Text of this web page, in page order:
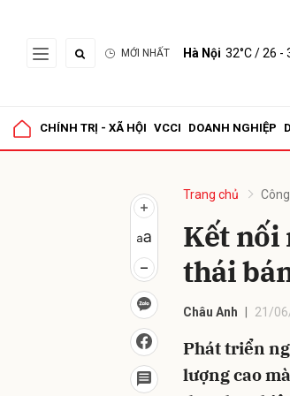
MỚI NHẤT Hà Nội 32°C/ 26 -
CHÍNH TRỊ - XÃ HỘI VCCI DOANH NGHIỆP
Trang chủ
Kết nối
thái
Châu Anh 21/
Phát triển
lượng cao